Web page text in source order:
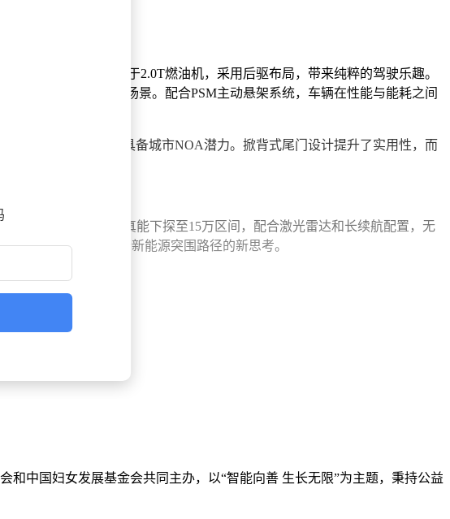
机，动力输出约等于2.0T燃油机，采用后驱布局，带来纯粹的驾驶乐趣。
市通勤与长途出行场景。配合PSM主动悬架系统，车辆在性能与能耗之间
光雷达的加入使其具备城市NOA潜力。掀背式尾门设计提升了实用性，而
等竞品。若插混版真能下探至15万区间，配合激光雷达和长续航配置，无
引发业界对传统车企新能源突围路径的新思考。
中国妇女发展基金会共同主办，以“智能向善 生长无限”为主题，秉持公益